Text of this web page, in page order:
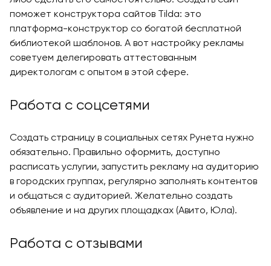
поможет конструктора сайтов Tilda: это
платформа-конструктор со богатой бесплатной
библиотекой шаблонов. А вот настройку рекламы
советуем делегировать аттестованным
директологам с опытом в этой сфере.
Работа с соцсетями
Создать страницу в социальных сетях Рунета нужно
обязательно. Правильно оформить, доступно
расписать услугии, запустить рекламу на аудиторию
в городских группах, регулярно заполнять контентов
и общаться с аудиторией. Желательно создать
объявление и на других площадках (Авито, Юла).
Работа с отзывами